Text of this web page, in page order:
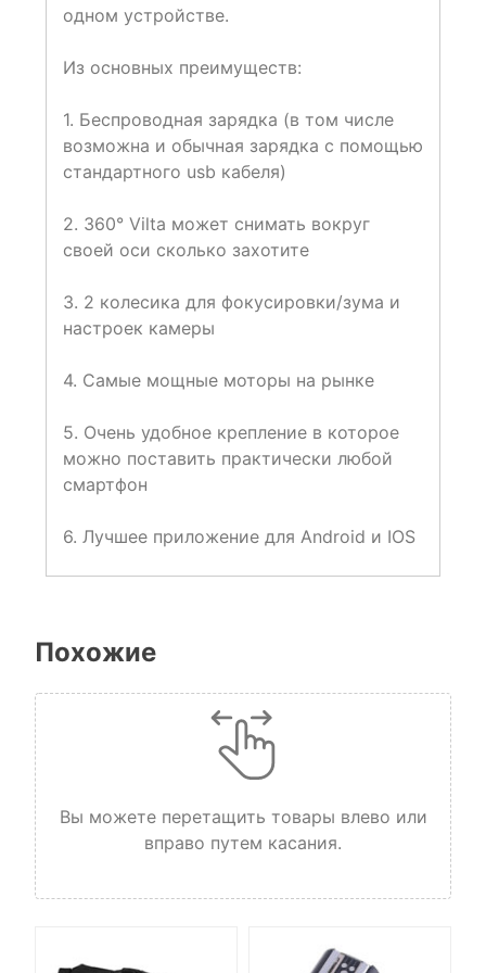
одном устройстве.
Из основных преимуществ:
1. Беспроводная зарядка (в том числе
возможна и обычная зарядка с помощью
стандартного usb кабеля)
2. 360° Vilta может снимать вокруг
своей оси сколько захотите
3. 2 колесика для фокусировки/зума и
настроек камеры
4. Самые мощные моторы на рынке
5. Очень удобное крепление в которое
можно поставить практически любой
смартфон
6. Лучшее приложение для Android и IOS
Похожие
Вы можете перетащить товары влево или
вправо путем касания.